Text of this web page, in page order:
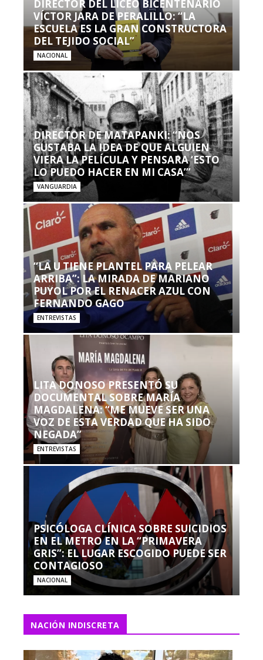
DIRECTOR DEL LICEO BICENTENARIO
VÍCTOR JARA DE PERALILLO: “LA
ESCUELA ES LA GRAN CONSTRUCTORA
DEL TEJIDO SOCIAL”
NACIONAL
DIRECTOR DE MATAPANKI: “NOS
GUSTABA LA IDEA DE QUE ALGUIEN
VIERA LA PELÍCULA Y PENSARA ‘ESTO
LO PUEDO HACER EN MI CASA’”
VANGUARDIA
“LA U TIENE PLANTEL PARA PELEAR
ARRIBA”: LA MIRADA DE MARIANO
PUYOL POR EL RENACER AZUL CON
FERNANDO GAGO
ENTREVISTAS
LITA DONOSO PRESENTÓ SU
DOCUMENTAL SOBRE MARÍA
MAGDALENA: “ME MUEVE SER UNA
VOZ DE ESTA VERDAD QUE HA SIDO
NEGADA”
ENTREVISTAS
PSICÓLOGA CLÍNICA SOBRE SUICIDIOS
EN EL METRO EN LA “PRIMAVERA
GRIS”: EL LUGAR ESCOGIDO PUEDE SER
CONTAGIOSO
NACIONAL
NACIÓN INDISCRETA